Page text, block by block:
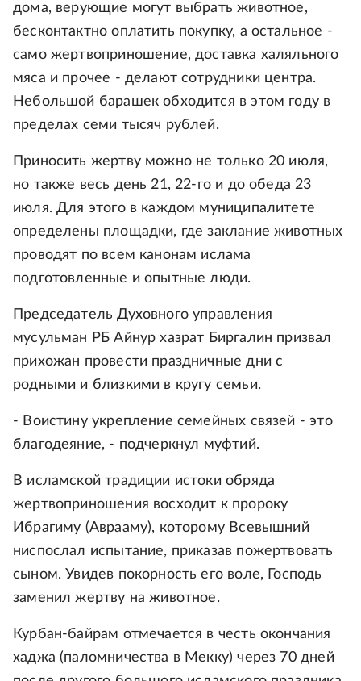
дома, верующие могут выбрать животное,
бесконтактно оплатить покупку, а остальное -
само жертвоприношение, доставка халяльного
мяса и прочее - делают сотрудники центра.
Небольшой барашек обходится в этом году в
пределах семи тысяч рублей.
Приносить жертву можно не только 20 июля,
но также весь день 21, 22-го и до обеда 23
июля. Для этого в каждом муниципалитете
определены площадки, где заклание животных
проводят по всем канонам ислама
подготовленные и опытные люди.
Председатель Духовного управления
мусульман РБ Айнур хазрат Биргалин призвал
прихожан провести праздничные дни с
родными и близкими в кругу семьи.
- Воистину укрепление семейных связей - это
благодеяние, - подчеркнул муфтий.
В исламской традиции истоки обряда
жертвоприношения восходит к пророку
Ибрагиму (Аврааму), которому Всевышний
ниспослал испытание, приказав пожертвовать
сыном. Увидев покорность его воле, Господь
заменил жертву на животное.
Курбан-байрам отмечается в честь окончания
хаджа (паломничества в Мекку) через 70 дней